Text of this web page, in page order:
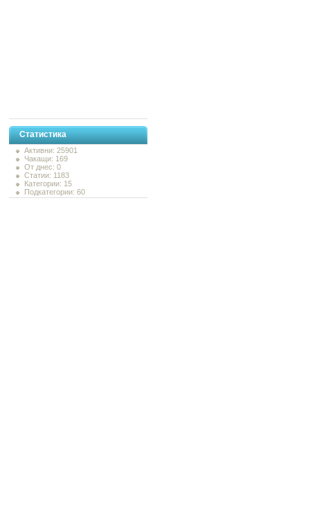
Статистика
Активни: 25901
Чакащи: 169
От днес: 0
Статии: 1183
Категории: 15
Подкатегории: 60